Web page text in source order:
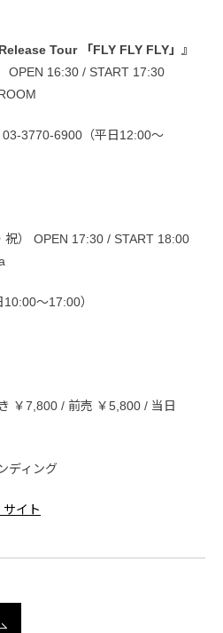
Tour 「FLY FLY FLY」』
OPEN 16:30 / START 17:30
3770-6900（平日12:00～
祝） OPEN 17:30 / START 18:00
10:00～17:00）
￥7,800 / 前売 ￥5,800 / 当日
ディング
イト